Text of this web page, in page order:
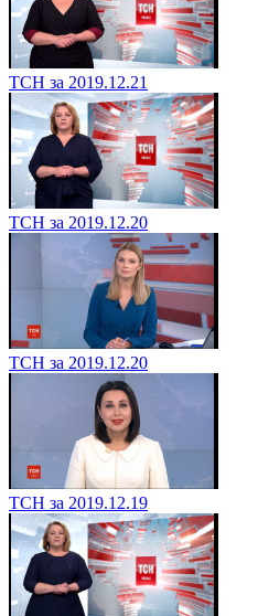
ТСН за 2019.12.21
ТСН за 2019.12.20
ТСН за 2019.12.20
ТСН за 2019.12.19